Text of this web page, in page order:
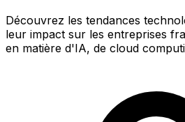
Découvrez les tendances
leur impact sur les entreprises
en matière d'IA, de cloud